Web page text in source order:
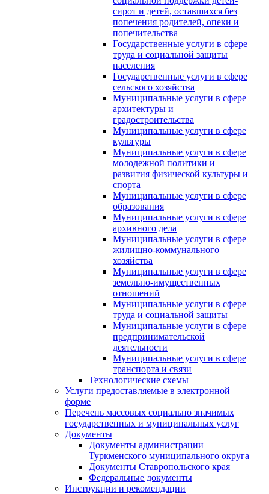
сирот и детей, оставшихся без
попечения родителей, опеки и
попечительства
Государственные услуги в сфере
труда и социальной защиты
населения
Государственные услуги в сфере
сельского хозяйства
Муниципальные услуги в сфере
архитектуры и
градостроительства
Муниципальные услуги в сфере
культуры
Муниципальные услуги в сфере
молодежной политики и
развития физической культуры и
спорта
Муниципальные услуги в сфере
образования
Муниципальные услуги в сфере
архивного дела
Муниципальные услуги в сфере
жилищно-коммунального
хозяйства
Муниципальные услуги в сфере
земельно-имущественных
отношений
Муниципальные услуги в сфере
труда и социальной защиты
Муниципальные услуги в сфере
предпринимательской
деятельности
Муниципальные услуги в сфере
транспорта и связи
Технологические схемы
Услуги предоставляемые в электронной
форме
Перечень массовых социально значимых
государственных и муниципальных услуг
Документы
Документы администрации
Туркменского муниципального округа
Документы Ставропольского края
Федеральные документы
Инструкции и рекомендации